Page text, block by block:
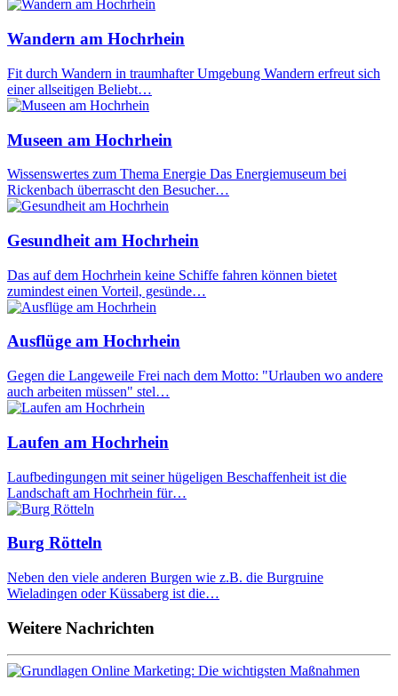
Wandern am Hochrhein
Fit durch Wandern in traumhafter Umgebung Wandern erfreut sich
einer allseitigen Beliebt…
Museen am Hochrhein
Wissenswertes zum Thema Energie Das Energiemuseum bei
Rickenbach überrascht den Besucher…
Gesundheit am Hochrhein
Das auf dem Hochrhein keine Schiffe fahren können bietet
zumindest einen Vorteil, gesünde…
Ausflüge am Hochrhein
Gegen die Langeweile Frei nach dem Motto: "Urlauben wo andere
auch arbeiten müssen" stel…
Laufen am Hochrhein
Laufbedingungen mit seiner hügeligen Beschaffenheit ist die
Landschaft am Hochrhein für…
Burg Rötteln
Neben den viele anderen Burgen wie z.B. die Burgruine
Wieladingen oder Küssaberg ist die…
Weitere Nachrichten